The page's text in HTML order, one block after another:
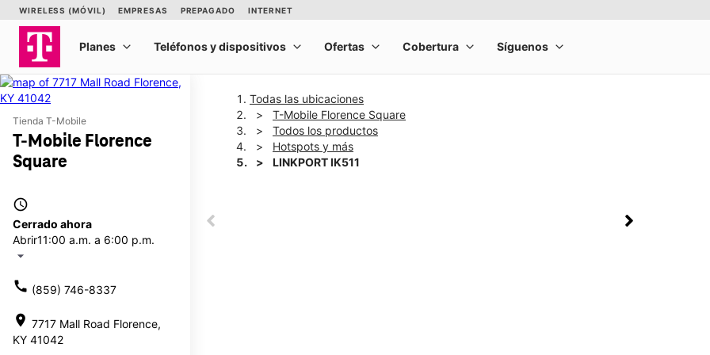
Tienda T-Mobile
T-Mobile Florence
Square
access_time
Cerrado ahora
Abrir11:00 a.m. a 6:00 p.m.
arrow_drop_down
call (859) 746-8337
location_on 7717 Mall Road Florence,
KY 41042
Todas las ubicaciones
T-Mobile Florence Square
Todos los productos
Hotspots y más
LINKPORT IK511
This carousel shows one large product image at a time. Use the Previous and Next buttons